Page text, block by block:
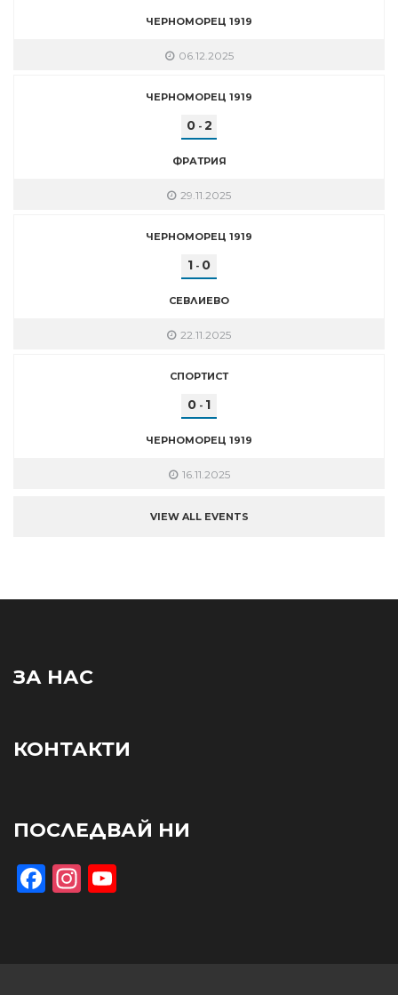
ЧЕРНОМОРЕЦ 1919
06.12.2025
ЧЕРНОМОРЕЦ 1919
0- 2
ФРАТРИЯ
29.11.2025
ЧЕРНОМОРЕЦ 1919
1 - 0
СЕВЛИЕВО
22.11.2025
СПОРТИСТ
0 - 1
ЧЕРНОМОРЕЦ 1919
16.11.2025
VIEW ALL EVENTS
ЗА НАС
КОНТАКТИ
ПОСЛЕДВАЙ НИ
Facebook
Instagram